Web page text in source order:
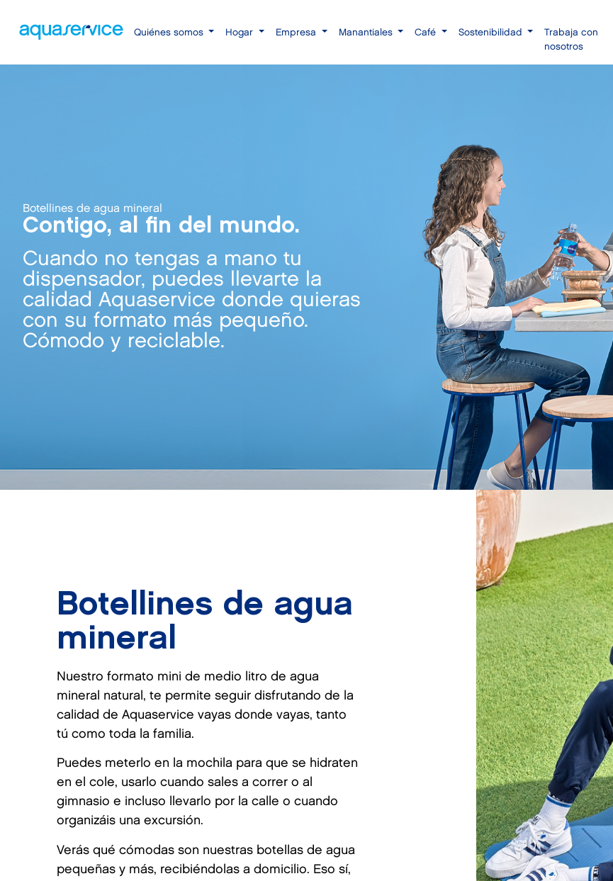
Quiénes somos Hogar Empresa Manantiales Café Sostenibilidad
Trabaja con
nosotros
Botellines de agua mineral
Contigo, al fin del mundo.
Cuando no tengas a mano tu
dispensador, puedes llevarte la
calidad Aquaservice donde quieras
con su formato más pequeño.
Cómodo y reciclable.
Botellines de agua
mineral
Nuestro formato mini de medio litro de agua
mineral natural, te permite seguir disfrutando de la
calidad de Aquaservice vayas donde vayas, tanto
tú como toda la familia.
Puedes meterlo en la mochila para que se hidraten
en el cole, usarlo cuando sales a correr o al
gimnasio e incluso llevarlo por la calle o cuando
organizáis una excursión.
Verás qué cómodas son nuestras botellas de agua
pequeñas y más, recibiéndolas a domicilio. Eso sí,